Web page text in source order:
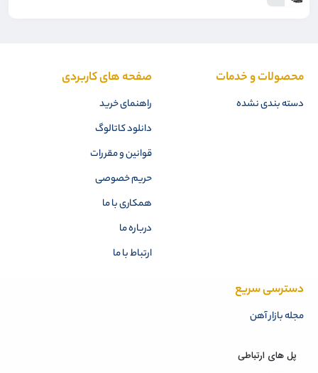
محصولات و خدمات
دسته بندی نشده
صفحه های کاربردی
راهنمای خرید
دانلود کاتالوگ
قوانین و مقررات
حریم خصوصی
همکاری با ما
درباره ما
ارتباط با ما
دسترسی سریع
مجله بازار آهن
پل های ارتباطی